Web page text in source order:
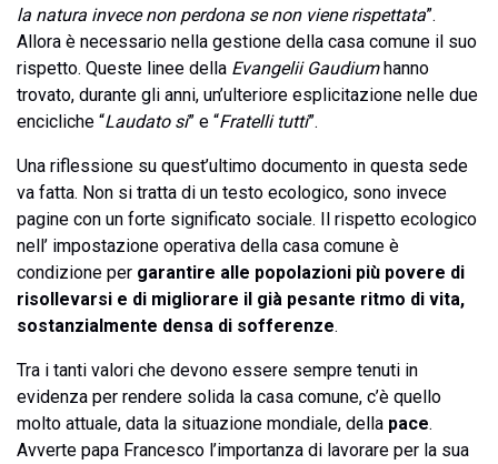
la natura invece non perdona se non viene rispettata”.
Allora è necessario nella gestione della casa comune il suo
rispetto. Queste linee della Evangelii Gaudiumhanno
trovato, durante gli anni, un’ulteriore esplicitazione nelle due
encicliche “Laudato si” e “Fratelli tutti”.
Una riflessione su quest’ultimo documento in questa sede
va fatta. Non si tratta di un testo ecologico, sono invece
pagine con un forte significato sociale. Il rispetto ecologico
nell’ impostazione operativa della casa comune è
condizione per garantire alle popolazioni più povere di
risollevarsi e di migliorare il già pesante ritmo di vita,
sostanzialmente densa di sofferenze.
Tra i tanti valori che devono essere sempre tenuti in
evidenza per rendere solida la casa comune, c’è quello
molto attuale, data la situazione mondiale, della pace.
Avverte papa Francesco l’importanza di lavorare per la sua